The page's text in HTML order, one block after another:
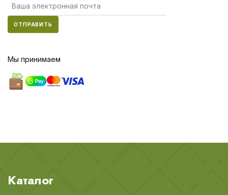
ОТПРАВИТЬ
Мы принимаем
Каталог